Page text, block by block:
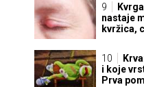
nastaje
kvržica,
i koje
Prva